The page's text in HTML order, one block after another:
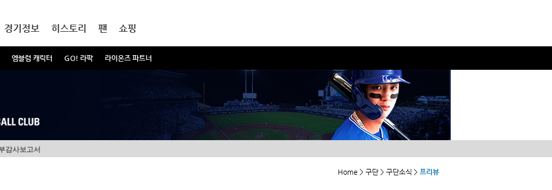
엠블럼 캐릭터 GO! 라팍 라이온즈 파트너
경기정보 히스토리 팬 쇼핑
감사보고서
Home > 구단 > 구단소식 > 프리뷰